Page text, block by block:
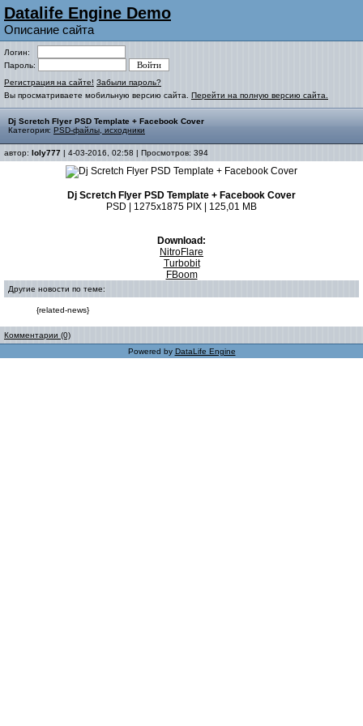
Datalife Engine Demo
Описание сайта
Логин:
Пароль:
Регистрация на сайте! Забыли пароль?
Вы просматриваете мобильную версию сайта. Перейти на полную версию сайта.
Dj Scretch Flyer PSD Template + Facebook Cover
Категория: PSD-файлы, исходники
автор: loly777 | 4-03-2016, 02:58 | Просмотров: 394
Dj Scretch Flyer PSD Template + Facebook Cover
PSD | 1275x1875 PIX | 125,01 MB
Download:
NitroFlare
Turbobit
FBoom
Другие новости по теме:
{related-news}
Комментарии (0)
Powered by DataLife Engine